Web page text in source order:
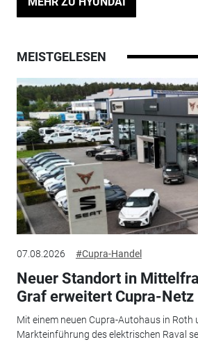
MEISTGELESEN
07.08.2026 #Cupra-Handel
Neuer Standort in
Graf erweitert Cupra-Netz
Mit einem neuen Cupra-Autohaus in Roth
Markteinführung des elektrischen Raval